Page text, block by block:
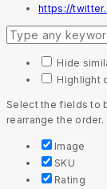
https://
Hide
Highlight
Select the fields to
rearrange the order.
Image
SKU
Rating